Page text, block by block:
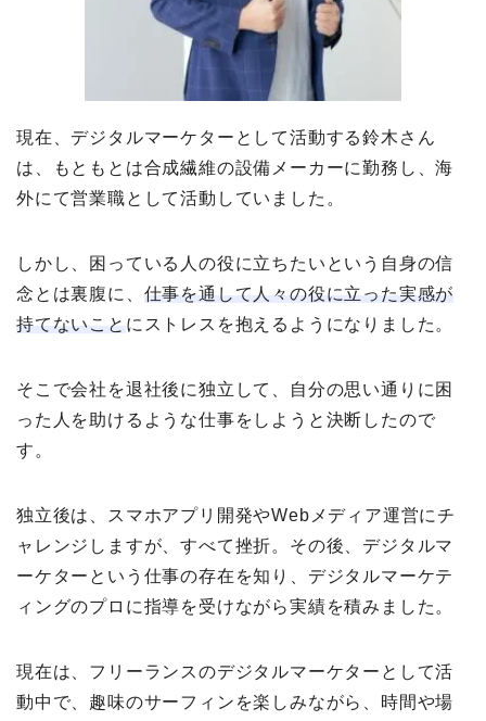
現在、デジタルマーケターとして活動する鈴木さん
は、もともとは合成繊維の設備メーカーに勤務し、海
外にて営業職として活動していました。
しかし、困っている人の役に立ちたいという自身の信
念とは裏腹に、 仕事を通して人々の役に立った実感が
持てないこと にストレスを抱えるようになりました。
そこで会社を退社後に独立して、自分の思い通りに困
った人を助けるような仕事をしようと決断したので
す。
独立後は、スマホアプリ開発やWebメディア運営にチ
ャレンジしますが、すべて挫折。その後、デジタルマ
ーケターという仕事の存在を知り、デジタルマーケテ
ィングのプロに指導を受けながら実績を積みました。
現在は、フリーランスのデジタルマーケターとして活
動中で、趣味のサーフィンを楽しみながら、時間や場